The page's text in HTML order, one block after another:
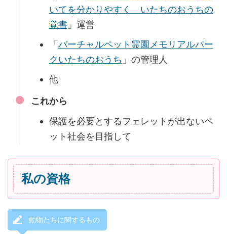
いてを分かりやすく いたちのおうちの
覚書」運営
「バーチャルペット霊園メモリアルパー
クいたちのおうち 」の管理人
他
これから
保護を必要とするフェレットが出ないペ
ット社会を目指して
私の資格
動物たちに関するもの